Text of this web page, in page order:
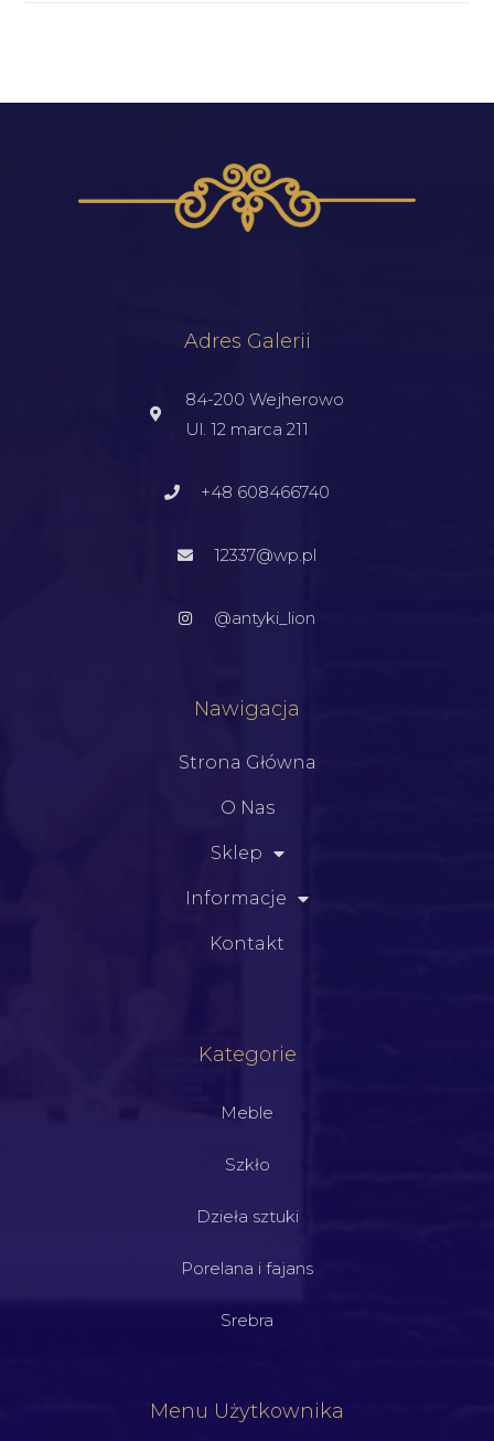
Adres Galerii
84-200 Wejherowo
Ul. 12 marca 211
+48 608466740
12337@wp.pl
@antyki_lion
Nawigacja
Strona Główna
O Nas
Sklep
Informacje
Kontakt
Kategorie
Meble
Szkło
Dzieła sztuki
Porelana i fajans
Srebra
Menu Użytkownika